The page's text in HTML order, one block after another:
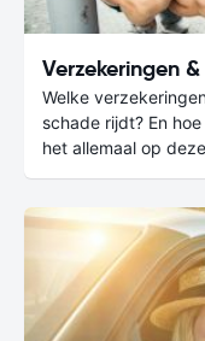
Verzekeringen
Welke
schade rijdt? En
het allemaal op